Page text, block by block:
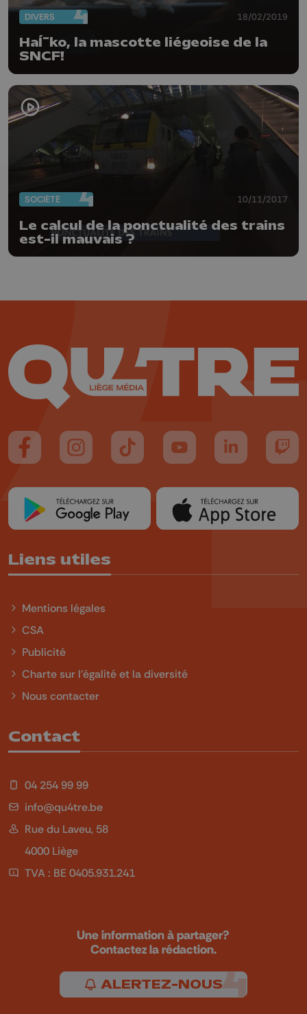
DIVERS 18/02/2019
HaÍ¯ko, la mascotte liégeoise de la
SNCF!
SOCIÉTÉ 10/11/2017
Le calcul de la ponctualité des trains
est-il mauvais ?
Suivez-nous sur FaceBook
Suivez-nous sur Instagram
Suivez-nous sur TikTok
Suivez-nous sur YouTube
Suivez-nous
Liens utiles
Mentions légales
CSA
Publicité
Charte sur l'égalité et la diversité
Nous contacter
Contact
04 254 99 99
info@qu4tre.be
Rue du Laveu, 58
4000 Liège
TVA : BE 0405.931.241
Une information à partager?
Contactez la rédaction.
ALERTEZ-NOUS